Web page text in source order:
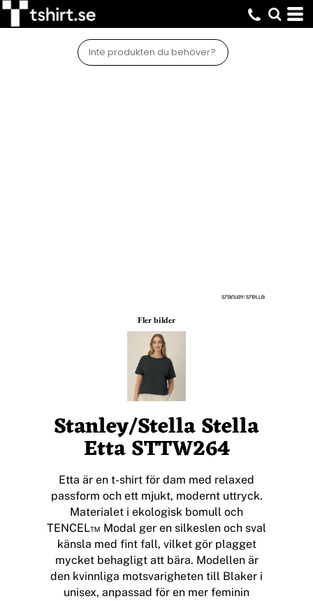
Fler bilder
Stanley/Stella Stella
Etta STTW264
Etta är en t-shirt för dam med relaxed
passform och ett mjukt, modernt uttryck.
Materialet i ekologisk bomull och
TENCEL™ Modal ger en silkeslen och sval
känsla med fint fall, vilket gör plagget
mycket behagligt att bära. Modellen är
den kvinnliga motsvarigheten till Blaker i
unisex, anpassad för en mer feminin